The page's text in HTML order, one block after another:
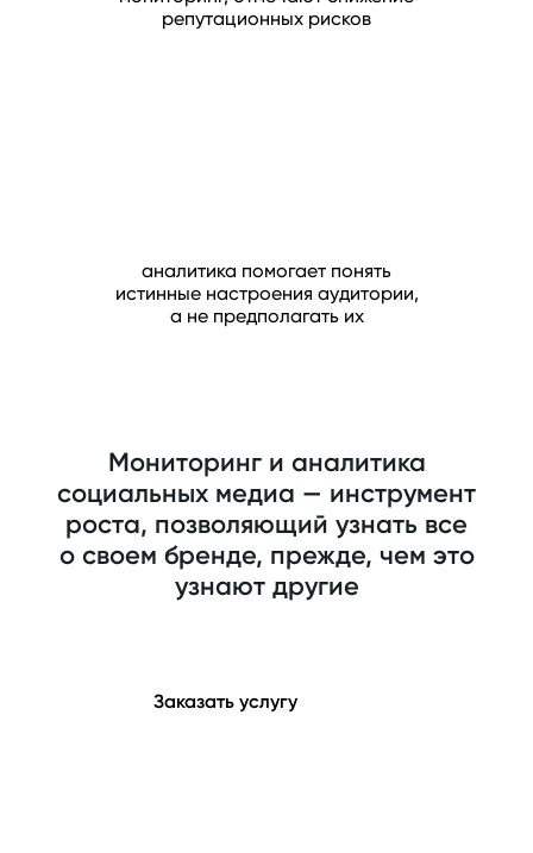
аналитика помогает понять
истинные настроения аудитории,
а не предполагать их
репутационных рисков
Заказать услугу
Мониторинг и аналитика
социальных медиа — инструмент
роста, позволяющий узнать все
о своем бренде, прежде, чем это
узнают другие